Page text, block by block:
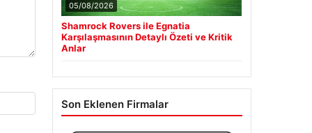
05/08/2026
Shamrock Rovers ile Egnatia
Karşılaşmasının Detaylı Özeti ve Kritik
Anlar
Son Eklenen Firmalar